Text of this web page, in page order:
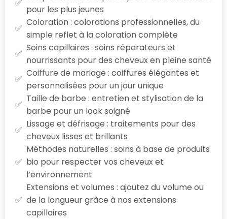
pour les plus jeunes
Coloration : colorations professionnelles, du
simple reflet à la coloration complète
Soins capillaires : soins réparateurs et
nourrissants pour des cheveux en pleine santé
Coiffure de mariage : coiffures élégantes et
personnalisées pour un jour unique
Taille de barbe : entretien et stylisation de la
barbe pour un look soigné
Lissage et défrisage : traitements pour des
cheveux lisses et brillants
Méthodes naturelles : soins à base de produits
bio pour respecter vos cheveux et
l’environnement
Extensions et volumes : ajoutez du volume ou
de la longueur grâce à nos extensions
capillaires